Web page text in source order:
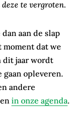
te vergroten.
aan de slap
moment dat we
dit jaar wordt
opleveren.
andere
in onze agenda.